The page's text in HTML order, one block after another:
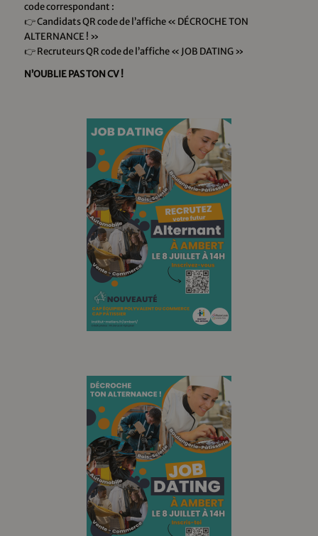
code correspondant :
👉 Candidats QR code de l’affiche « DÉCROCHE TON
ALTERNANCE ! »
👉 Recruteurs QR code de l’affiche « JOB DATING »
N’OUBLIE PAS TON CV !